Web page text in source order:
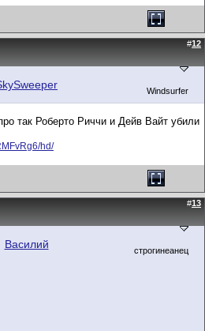
#12
Windsurfer
так Роберто Риччи и Дейв Вайт убили
hd/
#13
Василий строгинеанец